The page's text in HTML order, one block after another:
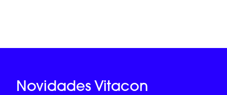
Novidades Vitacon